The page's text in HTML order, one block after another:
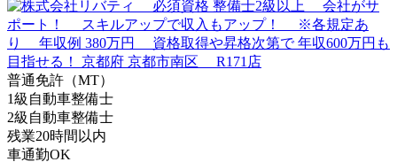
普通免許（MT）
1級自動車整備士
2級自動車整備士
残業20時間以内
車通勤OK